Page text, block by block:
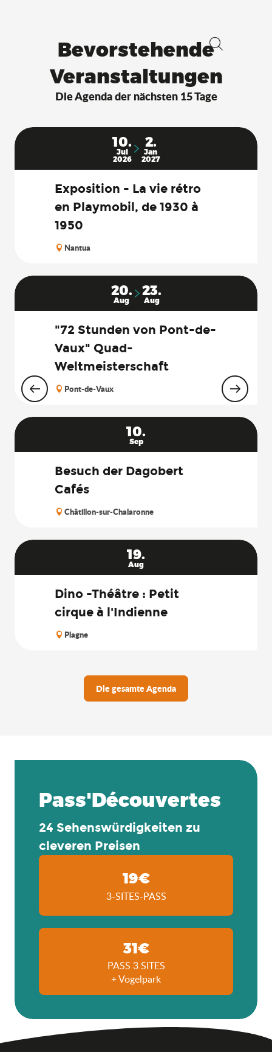
Suche
Bevorstehende
Veranstaltungen
Die Agenda der nächsten 15 Tage
10.
Jul
2026
2.
Jan
2027
Exposition - La vie rétro
en Playmobil, de 1930 à
1950
Nantua
20.
Aug
23.
Aug
"72 Stunden von Pont-de-
Vaux" Quad-
Weltmeisterschaft
Pont-de-Vaux
10.
Sep
Besuch der Dagobert
Cafés
Châtillon-sur-Chalaronne
19.
Aug
Dino -Théâtre : Petit
cirque à l'Indienne
Plagne
Die gesamte Agenda
Pass'Découvertes
24 Sehenswürdigkeiten zu
cleveren Preisen
19€
3-SITES-PASS
31€
PASS 3 SITES
+ Vogelpark